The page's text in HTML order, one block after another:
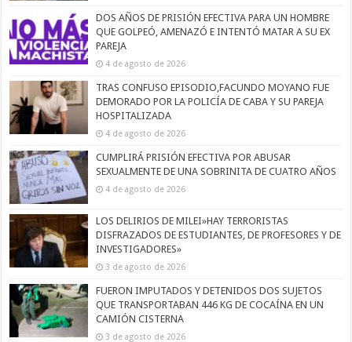
DOS AÑOS DE PRISIÓN EFECTIVA PARA UN HOMBRE
QUE GOLPEÓ, AMENAZÓ E INTENTÓ MATAR A SU EX
PAREJA
4 de agosto de 2026
TRAS CONFUSO EPISODIO,FACUNDO MOYANO FUE
DEMORADO POR LA POLICÍA DE CABA Y SU PAREJA
HOSPITALIZADA
4 de agosto de 2026
CUMPLIRÁ PRISIÓN EFECTIVA POR ABUSAR
SEXUALMENTE DE UNA SOBRINITA DE CUATRO AÑOS
4 de agosto de 2026
LOS DELIRIOS DE MILEI»HAY TERRORISTAS
DISFRAZADOS DE ESTUDIANTES, DE PROFESORES Y DE
INVESTIGADORES»
3 de agosto de 2026
FUERON IMPUTADOS Y DETENIDOS DOS SUJETOS
QUE TRANSPORTABAN 446 KG DE COCAÍNA EN UN
CAMIÓN CISTERNA
3 de agosto de 2026